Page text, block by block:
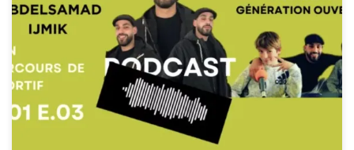
Le Centre Social Audaces’s vous présente le tout nouvel
épisode de notre Web Radio « Génération Ouverte » !
Cette semaine, nous avons le plaisir de recevoir
Abdelsamad IJMIK pour une interview exceptionnelle
autour de son parcours de sportif ! Motivation,
dépassement de soi, conseils… Un témoignage inspirant à
ne pas manquer […]